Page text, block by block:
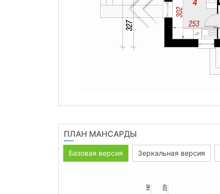
ПЛАН МАНСАРДЫ
Базовая версия Зеркальная версия